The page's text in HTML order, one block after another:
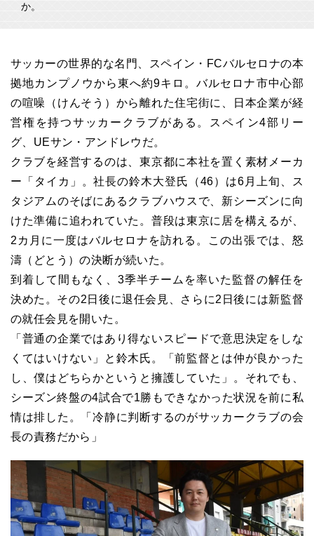
か。
サッカーの世界的な名門、スペイン・FCバルセロナの本
拠地カンプノウから東へ約9キロ。バルセロナ市中心部
の喧噪（けんそう）から離れた住宅街に、日本企業が経
営権を持つサッカークラブがある。スペイン4部リー
グ、UEサン・アンドレウだ。
クラブを経営するのは、東京都に本社を置く素材メーカ
ー「タイカ」。社長の鈴木大登氏（46）は6月上旬、ス
タジアムのそばにあるクラブハウスで、新シーズンに向
けた準備に追われていた。普段は東京に居を構えるが、
2カ月に一度はバルセロナを訪れる。この出張では、怒
濤（どとう）の決断が続いた。
到着して間もなく、3季半チームを率いた監督の解任を
決めた。その2日後に退任会見、さらに2日後には新監督
の就任会見を開いた。
「普通の企業ではあり得ないスピードで意思決定をしな
くてはいけない」と鈴木氏。「前監督とは仲が良かった
し、僕はどちらかというと擁護していた」。それでも、
シーズン終盤の4試合で1勝もできなかった状況を前に私
情は排した。「冷静に判断するのがサッカークラブの会
長の責務だから」